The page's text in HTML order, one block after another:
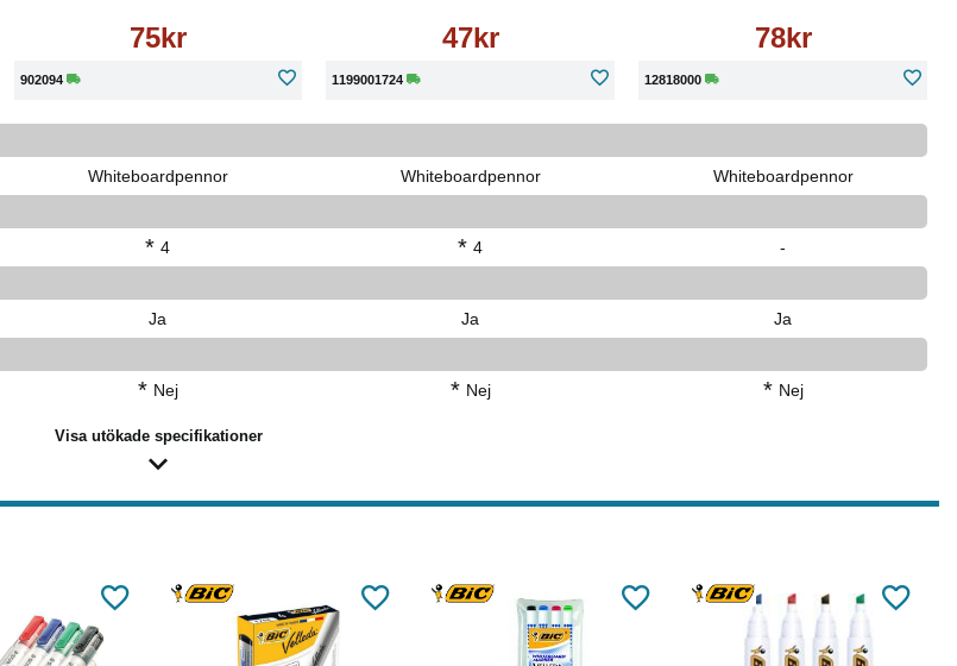
75kr
902094
47kr
1199001724
78kr
12818000
Whiteboardpennor Whiteboardpennor Whiteboardpennor
* 4 * 4 -
Ja Ja Ja
* Nej * Nej * Nej
Visa utökade specifikationer